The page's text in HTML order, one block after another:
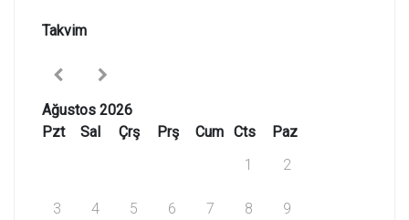
Takvim
Ağustos 2026
Pzt
Sal Çrş Prş Cum Cts
Paz
1
2
3 4 5 6 7 8 9